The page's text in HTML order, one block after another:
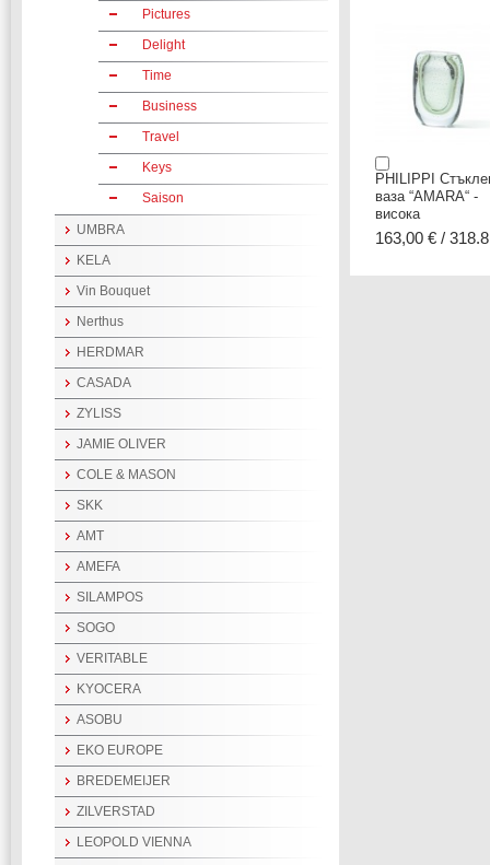
PHILIPPI
ваза “AMARA“ -
висока
163,00 € /
Pictures
Delight
Time
Business
Travel
Keys
Saison
UMBRA
KELA
Vin Bouquet
Nerthus
HERDMAR
CASADA
ZYLISS
JAMIE OLIVER
COLE & MASON
SKK
AMT
AMEFA
SILAMPOS
SOGO
VERITABLE
KYOCERA
ASOBU
EKO EUROPE
BREDEMEIJER
ZILVERSTAD
LEOPOLD VIENNA